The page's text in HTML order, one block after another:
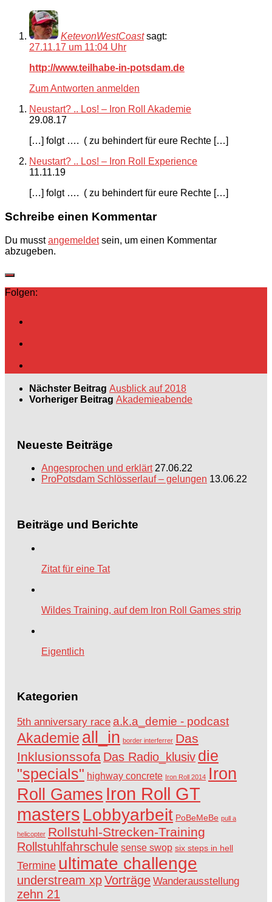
KetevonWestCoast sagt:
27.11.17 um 11:04 Uhr
http://www.teilhabe-in-potsdam.de
Zum Antworten anmelden
Neustart? .. Los! – Iron Roll Akademie
29.08.17
[…] folgt …. ( zu behindert für eure Rechte […]
Neustart? .. Los! – Iron Roll Experience
11.11.19
[…] folgt …. ( zu behindert für eure Rechte […]
Schreibe einen Kommentar
Du musstangemeldetsein, um einen Kommentar
abzugeben.
Folgen:
Nächster Beitrag Ausblick auf 2018
Vorheriger Beitrag Akademieabende
Neueste Beiträge
Angesprochen und erklärt 27.06.22
ProPotsdam Schlösserlauf – gelungen 13.06.22
Beiträge und Berichte
Zitat für eine Tat
Wildes Training, auf dem Iron Roll Games strip
Eigentlich
Kategorien
5th anniversary race a.k.a_demie - podcast
Akademie all_in border interferrer Das
Inklusionssofa Das Radio_klusiv die
"specials" highway concrete Iron Roll 2014 Iron
Roll Games Iron Roll GT
masters Lobbyarbeit PoBeMeBe pull a
helicopter Rollstuhl-Strecken-Training
Rollstuhlfahrschule sense swop six steps in hell
Termine ultimate challenge
understream xpVorträge Wanderausstellung
zehn 21